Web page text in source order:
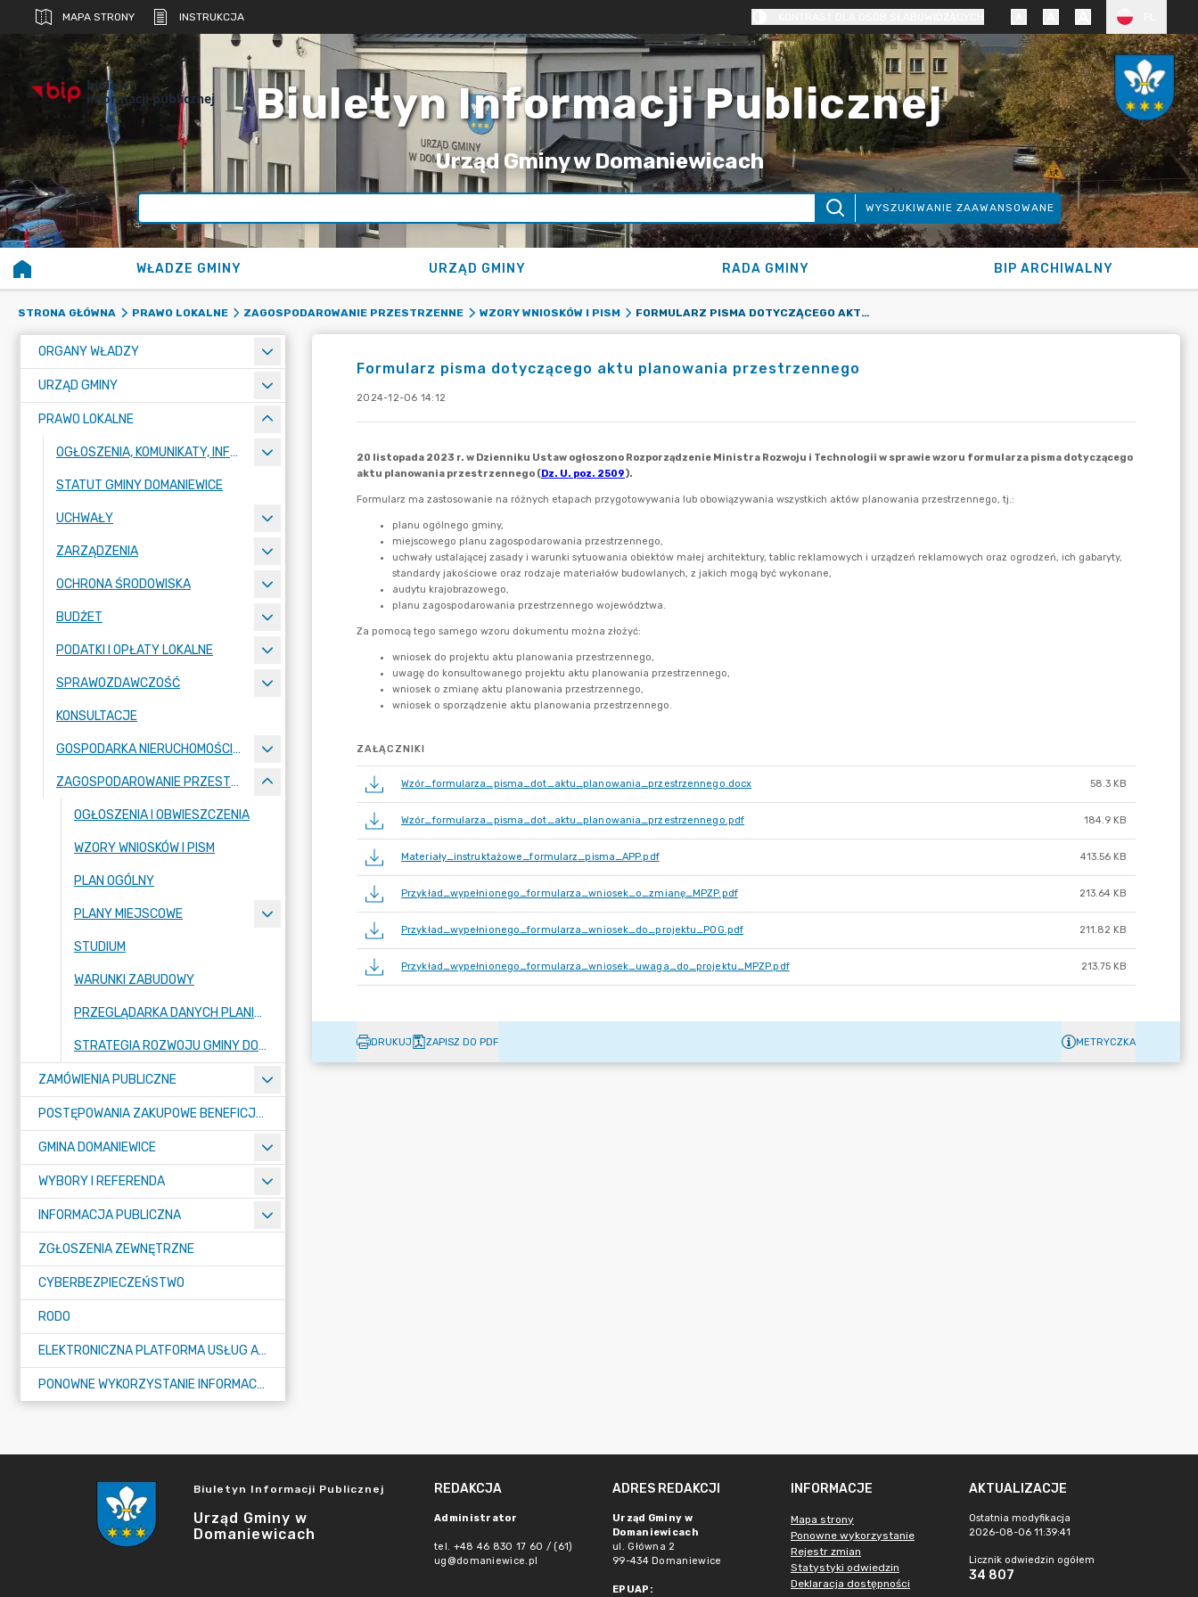
MAPA STRONY INSTRUKCJA
biuletyn
informacji publicznej Biuletyn Informacji Publicznej
Urząd Gminy w Domaniewicach
WYSZUKIWANIE ZAAWANSOWANE
WŁADZE GMINY URZĄD GMINY RADA GMINY BIP ARCHIWALNY
STRONA GŁÓWNA PRAWO LOKALNE ZAGOSPODAROWANIE PRZESTRZENNE WZORY WNIOSKÓW I PISM FORMULARZ PISMA DOTYCZĄCEGO AKTU PLANOWANIA PRZESTRZENNEGO
ORGANY WŁADZY
URZĄD GMINY
PRAWO LOKALNE
OGŁOSZENIA, KOMUNIKATY, INFORMACJE
STATUT GMINY DOMANIEWICE
UCHWAŁY
ZARZĄDZENIA
OCHRONA ŚRODOWISKA
BUDŻET
PODATKI I OPŁATY LOKALNE
SPRAWOZDAWCZOŚĆ
KONSULTACJE
GOSPODARKA NIERUCHOMOŚCIAMI
ZAGOSPODAROWANIE PRZESTRZENNE
OGŁOSZENIA I OBWIESZCZENIA
WZORY WNIOSKÓW I PISM
PLAN OGÓLNY
PLANY MIEJSCOWE
STUDIUM
WARUNKI ZABUDOWY
PRZEGLĄDARKA DANYCH PLANISTYCZNYCH (GML)
STRATEGIA ROZWOJU GMINY DOMANIEWICE
ZAMÓWIENIA PUBLICZNE
POSTĘPOWANIA ZAKUPOWE BENEFICJENTÓW DOTACJI
GMINA DOMANIEWICE
WYBORY I REFERENDA
INFORMACJA PUBLICZNA
ZGŁOSZENIA ZEWNĘTRZNE
CYBERBEZPIECZEŃSTWO
RODO
ELEKTRONICZNA PLATFORMA USŁUG ADMINISTRACJI PUBLICZNEJ - EPUAP
PONOWNE WYKORZYSTANIE INFORMACJI PUBLICZNEJ
Formularz pisma dotyczącego aktu planowania przestrzennego
2024-12-06 14:12
ZAŁĄCZNIKI
Wzór_formularza_pisma_dot_aktu_planowania_przestrzennego.docx 58.3 KB
Wzór_formularza_pisma_dot_aktu_planowania_przestrzennego.pdf 184.9 KB
Materiały_instruktażowe_formularz_pisma_APP.pdf 413.56 KB
Przykład_wypełnionego_formularza_wniosek_o_zmianę_MPZP.pdf 213.64 KB
Przykład_wypełnionego_formularza_wniosek_do_projektu_POG.pdf 211.82 KB
Przykład_wypełnionego_formularza_wniosek_uwaga_do_projektu_MPZP.pdf 213.75 KB
DRUKUJ ZAPISZ DO PDF METRYCZKA
Biuletyn Informacji Publicznej
Urząd Gminy w
Domaniewicach
REDAKCJA
Administrator
tel. +48 46 830 17 60 / (61)
ug@domaniewice.pl
ADRES REDAKCJI
Urząd Gminy w
Domaniewicach
ul. Główna 2
99-434 Domaniewice
EPUAP:
INFORMACJE
Mapa strony
Ponowne wykorzystanie
Rejestr zmian
Statystyki odwiedzin
Deklaracja dostępności
AKTUALIZACJE
Ostatnia modyfikacja
2026-08-06 11:39:41
Licznik odwiedzin ogółem
34 807